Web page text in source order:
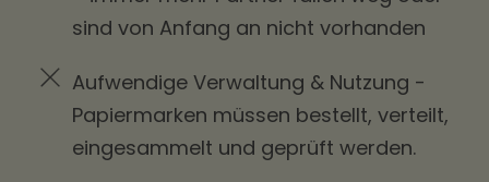
sind von Anfang an nicht vorhanden
Aufwendige Verwaltung & Nutzung -
Papiermarken müssen bestellt, verteilt,
eingesammelt und geprüft werden.